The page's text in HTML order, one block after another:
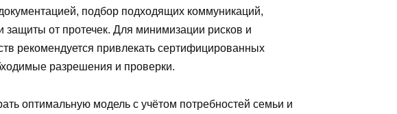
подбор подходящих коммуникаций,
от протечек. Для минимизации рисков и
рекомендуется привлекать сертифицированных
разрешения и проверки.
оптимальную модель с учётом потребностей семьи и